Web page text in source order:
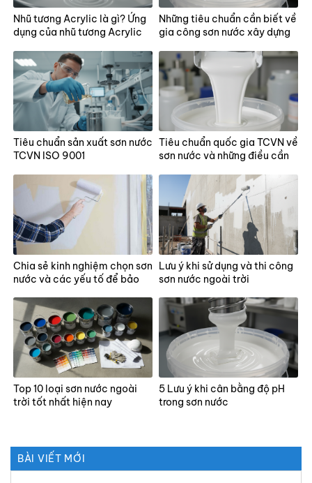
BÀI VIẾT MỚI
Nhũ tương Acrylic là gì? Ứng
dụng của nhũ tương Acrylic
Những tiêu chuẩn cần biết về
gia công sơn nước xây dựng
Tiêu chuẩn sản xuất sơn nước
TCVN ISO 9001
Tiêu chuẩn quốc gia TCVN về
sơn nước và những điều cần
Chia sẻ kinh nghiệm chọn sơn
nước và các yếu tố để bảo
Lưu ý khi sử dụng và thi công
sơn nước ngoài trời
Top 10 loại sơn nước ngoài
trời tốt nhất hiện nay
5 Lưu ý khi cân bằng độ pH
trong sơn nước